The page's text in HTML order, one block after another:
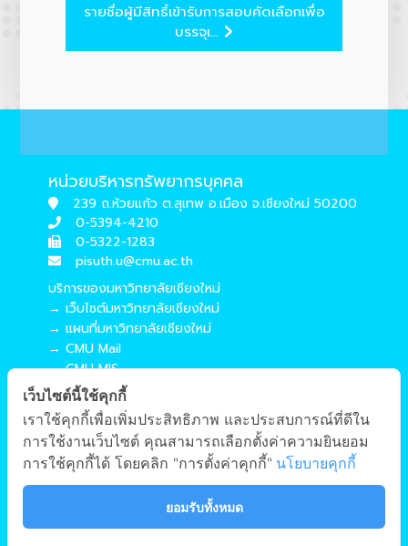
รายชื่อผู้มีสิทธิ์เข้ารับการสอบคัดเลือกเพื่อ
บรรจุเ...
หน่วยบริหารทรัพยากรบุคคล
239 ถ.ห้วยแก้ว ต.สุเทพ อ.เมือง จ.เชียงใหม่ 50200
0-5394-4210
0-5322-1283
pisuth.u@cmu.ac.th
บริการของมหาวิทยาลัยเชียงใหม่
→ เว็บไซต์มหาวิทยาลัยเชียงใหม่
→ แผนที่มหาวิทยาลัยเชียงใหม่
→ CMU Mail
→ CMU MIS
→ CMU SIS
→ CMU WiFi
บริการของคณะศึกษาศาสตร์
→ เว็บไซต์คณะศึกษาศาสตร์
→ ระบบจัดการเว็บไซต์
เว็บไซต์นี้ใช้คุกกี้
เราใช้คุกกี้เพื่อเพิ่มประสิทธิภาพ และประสบการณ์ที่ดีใน
การใช้งานเว็บไซต์ คุณสามารถเลือกตั้งค่าความยินยอม
การใช้คุกกี้ได้ โดยคลิก "การตั้งค่าคุกกี้" นโยบายคุกกี้
ยอมรับทั้งหมด